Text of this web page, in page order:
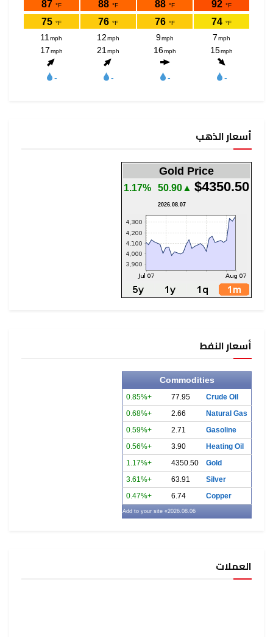
أسعار الذهب
Gold Price
$4350.50
▲50.90
1.17%
2026.08.07
أسعار النفط
Commodities
Crude Oil
77.95
+0.85%
Natural Gas
2.66
+0.68%
Gasoline
2.71
+0.59%
Heating Oil
3.90
+0.56%
Gold
4350.50
+1.17%
Silver
63.91
+3.61%
Copper
6.74
+0.47%
2026.08.06
» Add to your site
العملات